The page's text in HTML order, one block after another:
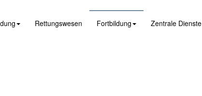
Rettungswesen Fortbildung Zentrale Dienste